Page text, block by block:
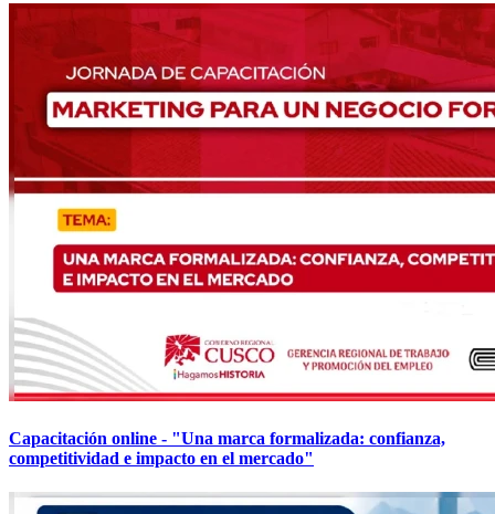
Capacitación online - "Una marca formalizada: confianza,
competitividad e impacto en el mercado"